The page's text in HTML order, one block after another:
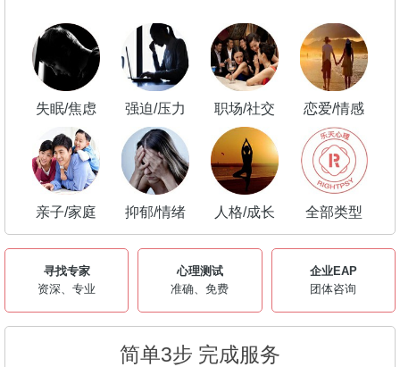
失眠/焦虑 强迫/压力 职场/社交 恋爱/情感
亲子/家庭 抑郁/情绪 人格/成长 全部类型
寻找专家
资深、专业
心理测试
准确、免费
企业EAP
团体咨询
简单3步 完成服务